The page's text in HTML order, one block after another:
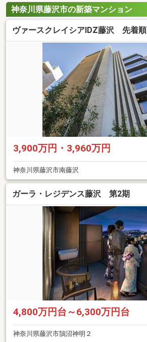
神奈川県藤沢市の新築マンション
ヴァースクレイシアIDZ藤沢 先着順
3,900万円・3,960万円
神奈川県藤沢市南藤沢
ガーラ・レジデンス藤沢 第2期
4,800万円台～6,300万円台
神奈川県藤沢市鵠沼神明２